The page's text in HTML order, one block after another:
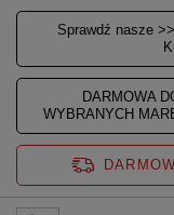
Sprawdź nasze >>
DARMOWA
WYBRANYCH